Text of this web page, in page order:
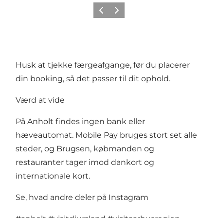
ForrigeNæste
Husk at tjekke færgeafgange, før du placerer
din booking, så det passer til dit ophold.
Værd at vide
På Anholt findes ingen bank eller
hæveautomat. Mobile Pay bruges stort set alle
steder, og Brugsen, købmanden og
restauranter tager imod dankort og
internationale kort.
Se, hvad andre deler på Instagram